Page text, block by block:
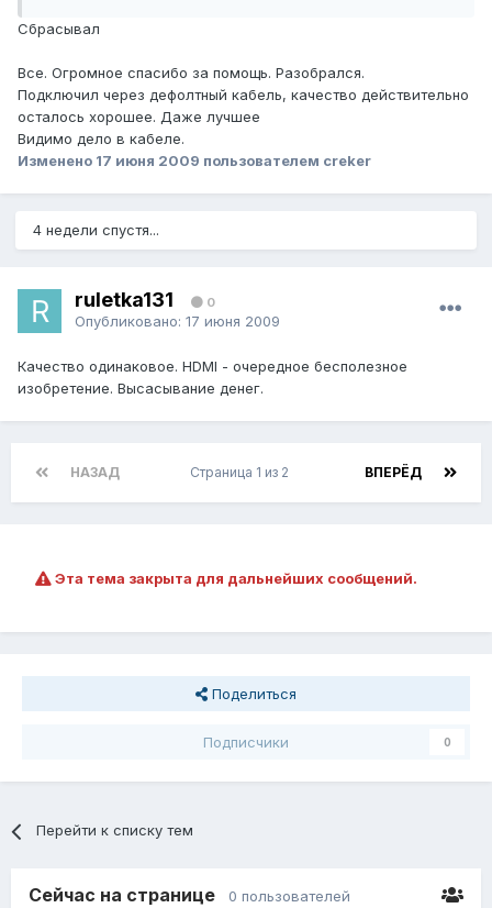
Сбрасывал
Все. Огромное спасибо за помощь. Разобрался.
Подключил через дефолтный кабель, качество действительно
осталось хорошее. Даже лучшее
Видимо дело в кабеле.
Изменено 17 июня 2009 пользователем creker
4 недели спустя...
ruletka131 0
Опубликовано: 17 июня 2009
Качество одинаковое. HDMI - очередное бесполезное
изобретение. Высасывание денег.
НАЗАД ВПЕРЁД
Страница 1 из 2
Эта тема закрыта для дальнейших сообщений.
Поделиться
Подписчики 0
Перейти к списку тем
Сейчас на странице 0 пользователей